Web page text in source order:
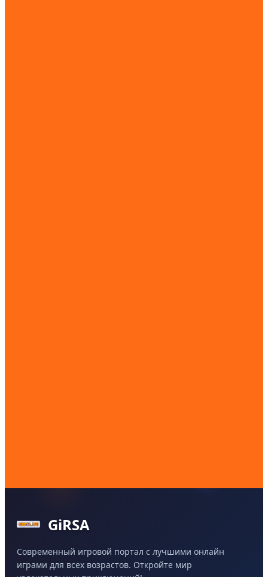
GiRSA
Современный игровой портал с лучшими онлайн
играми для всех возрастов. Откройте мир